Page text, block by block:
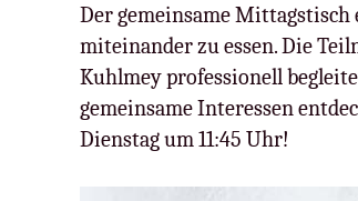
Der gemeinsame
miteinander zu essen. Die
Kuhlmey professionell
gemeinsame Interessen
Dienstag um 11:45 Uhr!